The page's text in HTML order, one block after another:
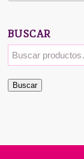
BUSCAR
Buscar